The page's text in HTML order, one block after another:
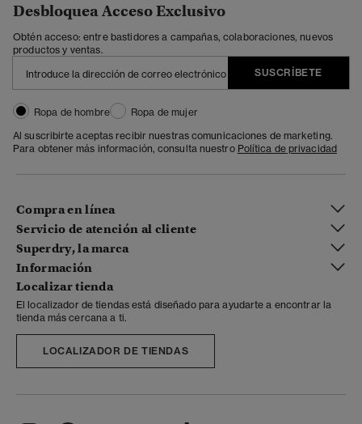
Desbloquea Acceso Exclusivo
Obtén acceso: entre bastidores a campañas, colaboraciones, nuevos
productos y ventas.
SUSCRÍBETE
Ropa de hombre
Ropa de mujer
Al suscribirte aceptas recibir nuestras comunicaciones de marketing.
Para obtener más información, consulta nuestro Política de privacidad
Compra en línea
Servicio de atención al cliente
Superdry, la marca
Información
Localizar tienda
El localizador de tiendas está diseñado para ayudarte a encontrar la
tienda más cercana a ti.
LOCALIZADOR DE TIENDAS